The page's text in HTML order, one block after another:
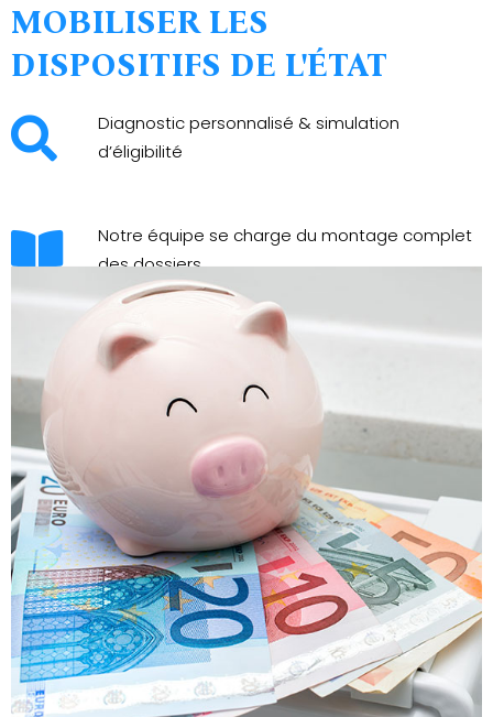
MOBILISER LES
DISPOSITIFS DE L'ÉTAT
Diagnostic personnalisé & simulation
d’éligibilité
Notre équipe se charge du montage complet
des dossiers
Expertise Qualité & RGE